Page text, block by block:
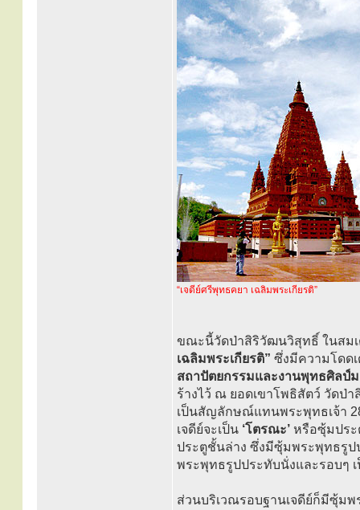
“เจดีย์ศรีพุทธคยา เฉลิมพระเกียรติ”
ขณะนี้วัดป่าสิริวัฒนวิสุทธิ์ ในสมเ
เฉลิมพระเกียรติ” ซึ่งมีความโดด
สถาปัตยกรรมและงานพุทธศิลป์ม
ร้างไว้ ณ ยอดเขาโพธิสัตว์ วัดป่
เป็นสัญลักษณ์แทนพระพุทธเจ้า
เจดีย์จะเป็น ‘โตรณะ’ หรือซุ้มประ
ประตูชั้นล่าง ซึ่งมีซุ้มพระพุทธรู
พระพุทธรูปประทับนั่งและรอบๆ
ส่วนบริเวณรอบฐานเจดีย์ก็มีซุ้ม